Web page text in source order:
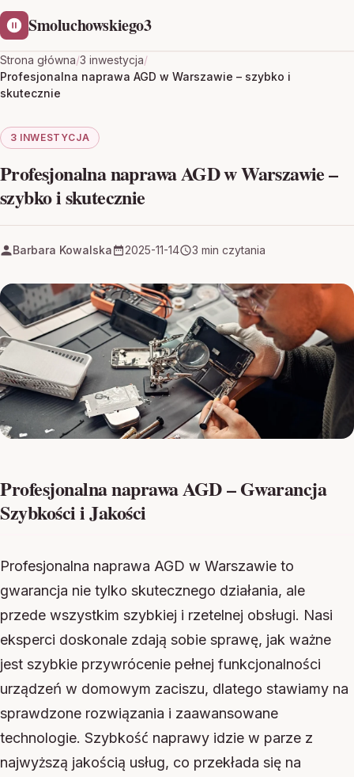
Smoluchowskiego3
Strona główna/3 inwestycja/
Profesjonalna naprawa AGD w Warszawie – szybko i
skutecznie
3 INWESTYCJA
Profesjonalna naprawa AGD w Warszawie –
szybko i skutecznie
Barbara Kowalska 2025-11-14 3 min czytania
Profesjonalna naprawa AGD – Gwarancja
Szybkości i Jakości
Profesjonalna naprawa AGD w Warszawie to
gwarancja nie tylko skutecznego działania, ale
przede wszystkim szybkiej i rzetelnej obsługi. Nasi
eksperci doskonale zdają sobie sprawę, jak ważne
jest szybkie przywrócenie pełnej funkcjonalności
urządzeń w domowym zaciszu, dlatego stawiamy na
sprawdzone rozwiązania i zaawansowane
technologie. Szybkość naprawy idzie w parze z
najwyższą jakością usług, co przekłada się na